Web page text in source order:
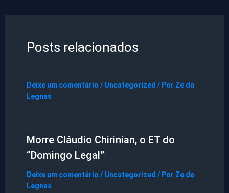
Posts relacionados
Deixe um comentário / Uncategorized / Por Ze da
Legnas
Morre Cláudio Chirinian, o ET do
“Domingo Legal”
Deixe um comentário / Uncategorized / Por Ze da
Legnas